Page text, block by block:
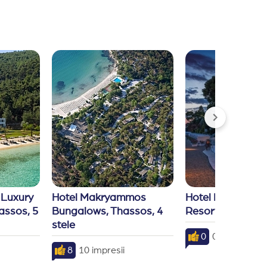
5
Hotel Makryammos
Bungalows, Thassos, 4
stele
8 10 impresii
Hotel Danai
Resort,
0 0 impresii